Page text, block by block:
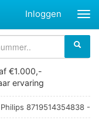
Inloggen
€1.000,-
ervaring
Philips 8719514354838 -